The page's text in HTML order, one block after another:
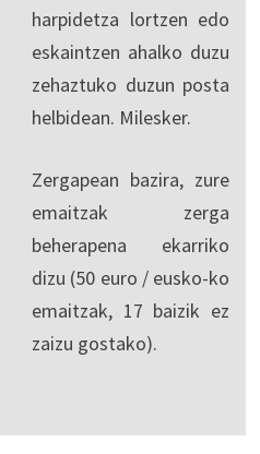
harpidetza lortzen edo
eskaintzen ahalko duzu
zehaztuko duzun posta
helbidean. Milesker.
Zergapean bazira, zure
emaitzak zerga
beherapena ekarriko
dizu (50 euro / eusko-ko
emaitzak, 17 baizik ez
zaizu gostako).